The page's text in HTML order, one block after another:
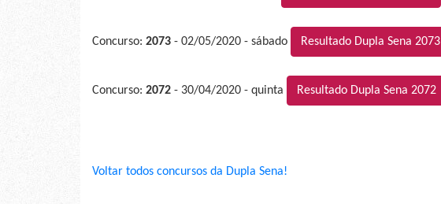
Concurso: 2073 - 02/05/2020 - sábado Resultado Dupla Sena 2073
Concurso: 2072 - 30/04/2020 - quinta Resultado Dupla Sena 2072
Voltar todos concursos da Dupla Sena!